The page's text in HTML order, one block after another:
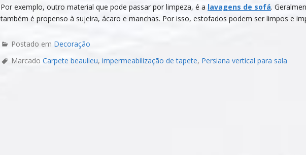
Por exemplo, outro material que pode passar por limpeza, é a lavagens de sofá.
também é propenso à sujeira, ácaro e manchas. Por isso, estofados podem ser limpos e
Postado em Decoração
Marcado Carpete beaulieu, impermeabilização de tapete, Persiana vertical para sala